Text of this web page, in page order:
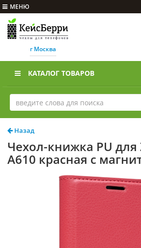
МЕНЮ
г Москва
КАТАЛОГ ТОВАРОВ
Назад
Чехол-книжка PU для
A610 красная с